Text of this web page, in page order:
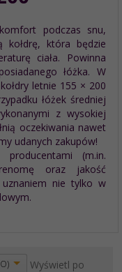
podczas snu,
która będzie
ciała. Powinna
łóżka. W
letnie 155 × 200
łóżek średniej
z wysokiej
oczekiwania nawet
udanych zakupów!
producentami (m.in.
oraz jakość
nie tylko w
Wyświetl po